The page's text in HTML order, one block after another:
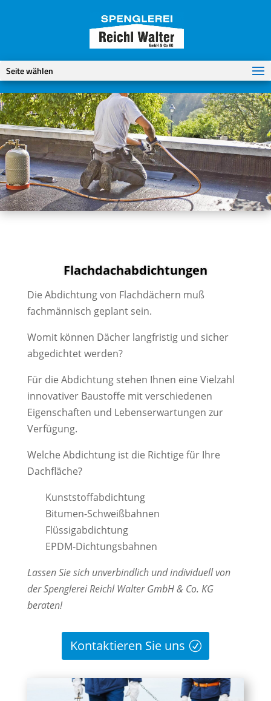
Seite wählen
Flachdachabdichtungen
Die Abdichtung von Flachdächern muß
fachmännisch geplant sein.
Womit können Dächer langfristig und sicher
abgedichtet werden?
Für die Abdichtung stehen Ihnen eine Vielzahl
innovativer Baustoffe mit verschiedenen
Eigenschaften und Lebenserwartungen zur
Verfügung.
Welche Abdichtung ist die Richtige für Ihre
Dachfläche?
Kunststoffabdichtung
Bitumen-Schweißbahnen
Flüssigabdichtung
EPDM-Dichtungsbahnen
Lassen Sie sich unverbindlich und individuell von
der Spenglerei Reichl Walter GmbH & Co. KG
beraten!
Kontaktieren Sie uns